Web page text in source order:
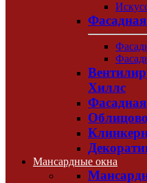
Хиллс
Мансардные окна